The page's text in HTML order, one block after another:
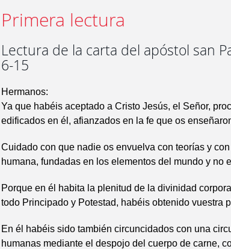
Primera lectura
Lectura de la carta del apóstol san
6-15
Hermanos:
Ya que habéis aceptado a Cristo Jesús, el Señor,
edificados en él, afianzados en la fe que os
Cuidado con que nadie os envuelva con teorías y
humana, fundadas en los elementos del mundo y no
Porque en él habita la plenitud de la divinidad
todo Principado y Potestad, habéis obtenido vuestra
En él habéis sido también circuncidados con una
humanas mediante el despojo del cuerpo de carne,